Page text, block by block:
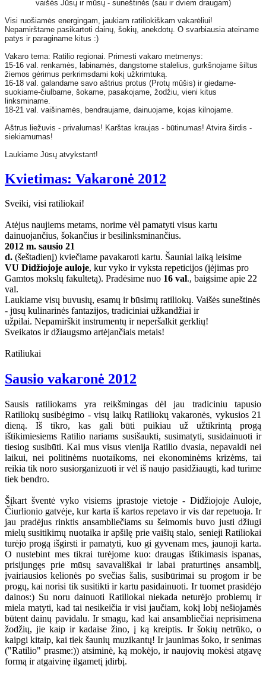
vaišės Jūsų ir mūsų - suneštinės (sau ir dviem draugam)
Visi ruošiamės energingam, jaukiam ratiliokiškam vakarėliui!
Nepamirštame pasikartoti dainų, šokių, anekdotų. O svarbiausia ateiname
patys ir paraginame kitus :)
Vakaro tema: Ratilio regionai. Primesti vakaro metmenys:
15-16 val. renkamės, labinamės, dangstome stalelius, gurkšnojame šiltus
žiemos gėrimus perkrimsdami kokį užkrimtuką.
16-18 val. galandame savo aštrius protus (Protų mūšis) ir giedame-
suokiame-čiulbame, šokame, pasakojame, žodžiu, vieni kitus
linksminame.
18-21 val. vaišinamės, bendraujame, dainuojame, kojas kilnojame.
Aštrus liežuvis - privalumas! Karštas kraujas - būtinumas! Atvira širdis -
siekiamumas!
Laukiame Jūsų atvykstant!
Kvietimas: Vakaronė 2012
Sveiki, visi ratiliokai!
Atėjus naujiems metams, norime vėl pamatyti visus kartu
dainuojančius, šokančius ir besilinksminančius.
2012 m. sausio 21
d. (šeštadienį) kviečiame pavakaroti kartu. Šauniai laiką leisime
VU Didžiojoje auloje, kur vyko ir vyksta repeticijos (įėjimas pro
Gamtos mokslų fakultetą). Pradėsime nuo 16 val., baigsime apie 22
val.
Laukiame visų buvusių, esamų ir būsimų ratiliokų. Vaišės suneštinės
- jūsų kulinarinės fantazijos, tradiciniai užkandžiai ir
užpilai. Nepamirškit instrumentų ir neperšalkit gerklių!
Sveikatos ir džiaugsmo artėjančiais metais!
Ratiliukai
Sausio vakaronė 2012
Sausis ratiliokams yra reikšmingas dėl jau tradiciniu tapusio
Ratiliokų susibėgimo - visų laikų Ratiliokų vakaronės, vykusios 21
dieną. Iš tikro, kas gali būti puikiau už užtikrintą progą
ištikimiesiems Ratilio nariams susišaukti, susimatyti, susidainuoti ir
tiesiog susibūti. Kai mus visus vienija Ratilio dvasia, nepavaldi nei
laikui, nei politinėms nuotaikoms, nei ekonominėms krizėms, tai
reikia tik noro susiorganizuoti ir vėl iš naujo pasidžiaugti, kad turime
tiek bendro.
Šįkart šventė vyko visiems įprastoje vietoje - Didžiojoje Auloje,
Čiurlionio gatvėje, kur karta iš kartos repetavo ir vis dar repetuoja. Ir
jau pradėjus rinktis ansambliečiams su šeimomis buvo justi džiugi
mielų susitikimų nuotaika ir apšilę prie vaišių stalo, senieji Ratiliokai
turėjo progą išgirsti ir pamatyti, kuo gi gyvenam mes, jaunoji karta.
O nustebint mes tikrai turėjome kuo: draugas ištikimasis ispanas,
prisijungęs prie mūsų savavališkai ir labai praturtinęs ansamblį,
įvairiausios kelionės po svečias šalis, susibūrimai su progom ir be
progų, kai norisi tik susitikti ir kartu pasidainuoti. Ir tuomet prasidėjo
dainos:) Su noru dainuoti Ratiliokai niekada neturėjo problemų ir
miela matyti, kad tai nesikeičia ir visi jaučiam, kokį lobį nešiojamės
būtent dainų pavidalu. Ir smagu, kad kai ansambliečiai neprisimena
žodžių, jie kaip ir kadaise žino, į ką kreiptis. Ir šokių netrūko, o
kaipgi kitaip, kai tiek šaunių muzikantų! Ir jaunimas šoko, ir senimas
("Ratilio" prasme:)) atsiminė, ką mokėjo, ir naujovių mokėsi atgavę
formą ir atgaivinę ilgametį įdirbį.